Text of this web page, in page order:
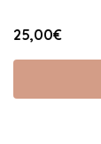
25,00€